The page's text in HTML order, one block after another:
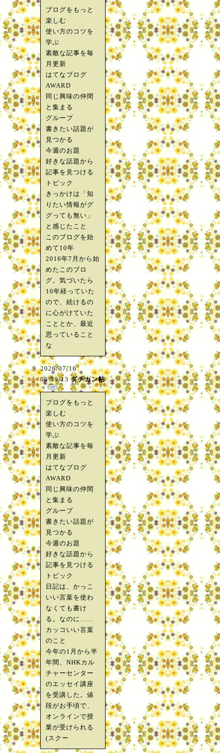
ブログをもっと
楽しむ
使い方のコツを
学ぶ
素敵な記事を毎
月更新
はてなブログ
AWARD
同じ興味の仲間
と集まる
グループ
書きたい話題が
見つかる
今週のお題
好きな話題から
記事を見つける
トピック
きっかけは「知
りたい情報がグ
グっても無い」
と感じたこと
このブログを始
めて10年
2016年7月から始
めたこのブロ
グ。気づいたら
10年経っていた
ので、続けるの
に心がけていた
こととか、最近
思っていること
な
2026/07/16
06:59:13 ダチカン帖
ブログをもっと
楽しむ
使い方のコツを
学ぶ
素敵な記事を毎
月更新
はてなブログ
AWARD
同じ興味の仲間
と集まる
グループ
書きたい話題が
見つかる
今週のお題
好きな話題から
記事を見つける
トピック
日記は、かっこ
いい言葉を使わ
なくても書け
る。なのに……
カッコいい言葉
のこと
今年の1月から半
年間、NHKカル
チャーセンター
のエッセイ講座
を受講した。値
段がお手頃で、
オンラインで授
業が受けられる
(スクー